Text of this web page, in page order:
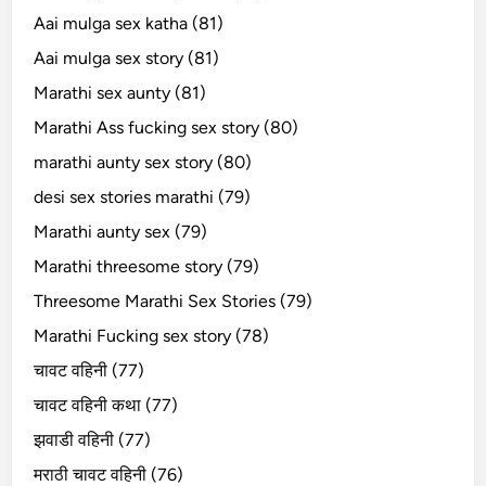
Aai mulga sex katha (81)
Aai mulga sex story (81)
Marathi sex aunty (81)
Marathi Ass fucking sex story (80)
marathi aunty sex story (80)
desi sex stories marathi (79)
Marathi aunty sex (79)
Marathi threesome story (79)
Threesome Marathi Sex Stories (79)
Marathi Fucking sex story (78)
चावट वहिनी (77)
चावट वहिनी कथा (77)
झवाडी वहिनी (77)
मराठी चावट वहिनी (76)